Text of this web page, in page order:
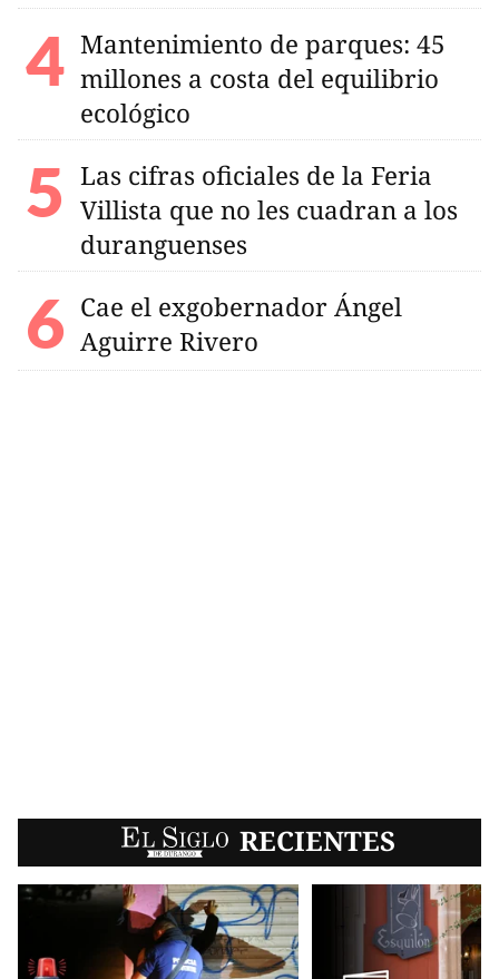
Mantenimiento de parques: 45
millones a costa del equilibrio
ecológico
Las cifras oficiales de la Feria
Villista que no les cuadran a los
duranguenses
Cae el exgobernador Ángel
Aguirre Rivero
EL SIGLO RECIENTES